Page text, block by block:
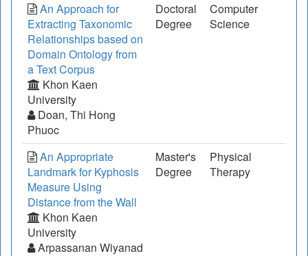
An Approach for
Extracting Taxonomic
Relationships based on
Domain Ontology from
a Text Corpus
Khon Kaen
University
Doan, Thi Hong
Phuoc
Doctoral
Degree
Computer
Science
An Appropriate
Landmark for Kyphosis
Measure Using
Distance from the Wall
Khon Kaen
University
Arpassanan Wiyanad
Master's
Degree
Physical
Therapy